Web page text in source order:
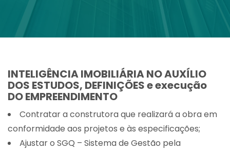
INTELIGÊNCIA IMOBILIÁRIA NO AUXÍLIO
DOS ESTUDOS, DEFINIÇÕES e execução
DO EMPREENDIMENTO
Contratar a construtora que realizará a obra em
conformidade aos projetos e às especificações;
Ajustar o SGQ – Sistema de Gestão pela